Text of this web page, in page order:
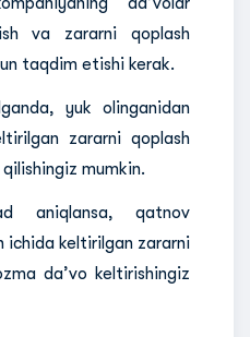
va zararni qoplash
taqdim etishi kerak.
yuk olinganidan
zararni qoplash
qilishingiz mumkin.
aniqlansa, qatnov
ichida keltirilgan zararni
da’vo keltirishingiz